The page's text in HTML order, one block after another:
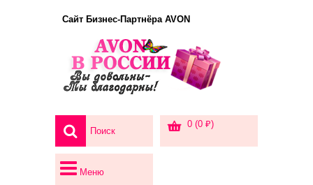
Сайт Бизнес-Партнёра AVON
0 (0 ₽)
Меню